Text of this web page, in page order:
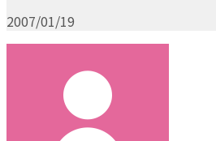
2007/01/19